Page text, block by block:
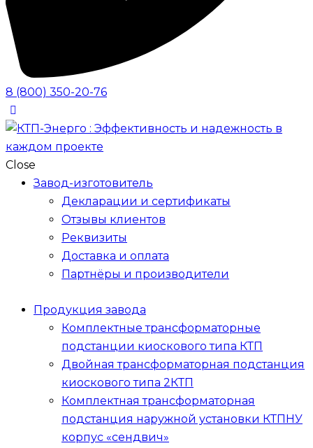
8 (800) 350-20-76
Close
Завод-изготовитель
Декларации и сертификаты
Отзывы клиентов
Реквизиты
Доставка и оплата
Партнёры и производители
Продукция завода
Комплектные трансформаторные
подстанции киоскового типа КТП
Двойная трансформаторная подстанция
киоскового типа 2КТП
Комплектная трансформаторная
подстанция наружной установки КТПНУ
корпус «сендвич»